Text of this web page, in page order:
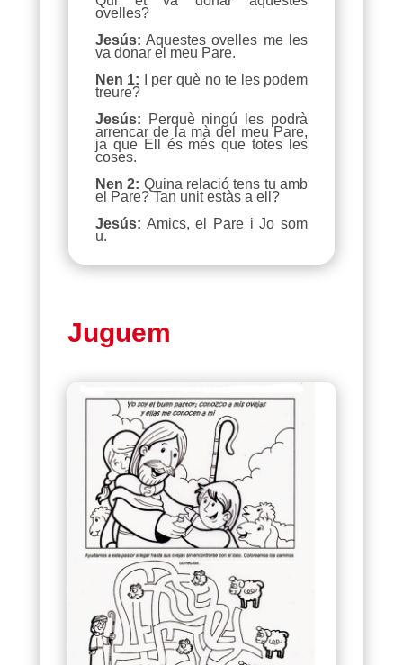
ovelles?
Jesús: Aquestes ovelles me les
va donar el meu Pare.
Nen 1: I per què no te les podem
treure?
Jesús: Perquè ningú les podrà
arrencar de la mà del meu Pare,
ja que Ell és més que totes les
coses.
Nen 2: Quina relació tens tu amb
el Pare? Tan unit estàs a ell?
Jesús: Amics, el Pare i Jo som
u.
Juguem